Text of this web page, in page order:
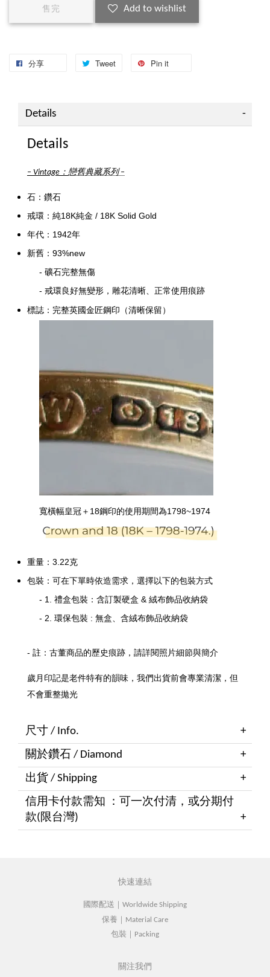
售完 Add to wishlist
分享 Tweet Pin it
Details
Details
– Vintage ： 戀舊典藏系列–
石：鑽石
戒環：純18K純金 / 18K Solid Gold
年代：1942年
新舊：93%new
- 礦石完整無傷
- 戒環良好無變形， 雕花清晰、正常使用痕跡
標誌：完整英國金匠鋼印 （清晰保留）
寬橫幅皇冠＋18鋼印的使用期間為1798~1974
重量：3.22克
包裝：可在下單時依造需求，選擇以下的包裝方式
- 1. 禮盒包裝：含訂製硬盒 & 絨布飾品收納袋
- 2. 環保包裝 : 無盒、含絨布飾品收納袋
- 註：古董商品的歷史痕跡，請詳閱照片細節與簡介
歲月印記是老件特有的韻味，我們出貨前會專業清潔，但
不會重整拋光
尺寸 / Info.
關於鑽石 / Diamond
出貨 / Shipping
信用卡付款需知 ：可一次付清，或分期付
款(限台灣)
快速連結
國際配送｜Worldwide Shipping
保養｜Material Care
包裝｜Packing
關注我們